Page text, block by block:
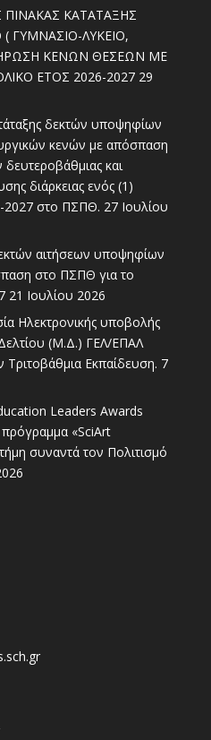
ΠΙΝΑΚΑΣ ΚΑΤΑΤΑΞΗΣ
ΓΥΜΝΑΣΙΟ-ΛΥΚΕΙΟ,
ΚΕΝΩΝ ΘΕΣΕΩΝ ΜΕ
ΕΤΟΣ 2026-2027 29
δεκτών υποψηφίων
κενών με απόσπαση
και
διάρκειας ενός (1)
2027 στο ΠΣΠΘ. 27 Ιουλίου
αιτήσεων υποψηφίων
στο ΠΣΠΘ για το
21 Ιουλίου 2026
Ηλεκτρονικής υποβολής
(Μ.Δ.) ΓΕΛ/ΕΠΑΛ
Τριτοβάθμια Εκπαίδευση. 7
Leaders Awards
«SciArt
συναντά τον Πολιτισμό